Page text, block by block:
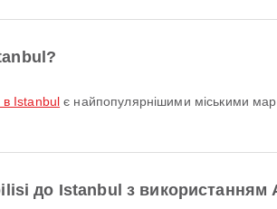
в Istanbul є найпопулярнішими міськими
до Istanbul з використанням